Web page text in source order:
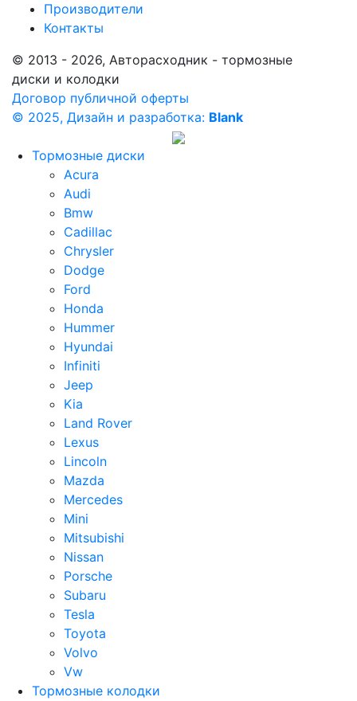
Производители
Контакты
© 2013 - 2026, Авторасходник - тормозные
диски и колодки
Договор публичной оферты
© 2025, Дизайн и разработка: Blank
Тормозные диски
Acura
Audi
Bmw
Cadillac
Chrysler
Dodge
Ford
Honda
Hummer
Hyundai
Infiniti
Jeep
Kia
Land Rover
Lexus
Lincoln
Mazda
Mercedes
Mini
Mitsubishi
Nissan
Porsche
Subaru
Tesla
Toyota
Volvo
Vw
Тормозные колодки